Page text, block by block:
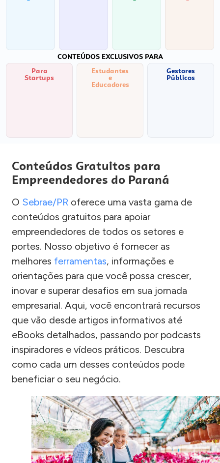
CONTEÚDOS EXCLUSIVOS PARA
Para
Startups
Estudantes
e
Educadores
Gestores
Públicos
Conteúdos Gratuitos para
Empreendedores do Paraná
O Sebrae/PR oferece uma vasta gama de
conteúdos gratuitos para apoiar
empreendedores de todos os setores e
portes. Nosso objetivo é fornecer as
melhores ferramentas, informações e
orientações para que você possa crescer,
inovar e superar desafios em sua jornada
empresarial. Aqui, você encontrará recursos
que vão desde artigos informativos até
eBooks detalhados, passando por podcasts
inspiradores e vídeos práticos. Descubra
como cada um desses conteúdos pode
beneficiar o seu negócio.